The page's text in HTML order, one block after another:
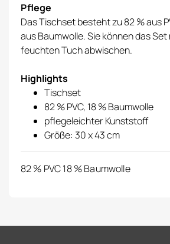
Pflege
Das Tischset besteht zu 82 % aus
aus Baumwolle. Sie können das Set
feuchten Tuch abwischen.
Highlights
Tischset
82 % PVC, 18 % Baumwolle
pflegeleichter Kunststoff
Größe: 30 x 43 cm
82 % PVC 18 % Baumwolle